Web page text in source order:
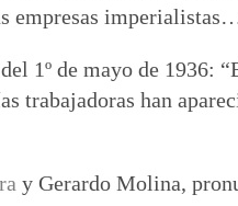
empresas
1º de mayo de 1936:
trabajadoras han
y Gerardo Molina,